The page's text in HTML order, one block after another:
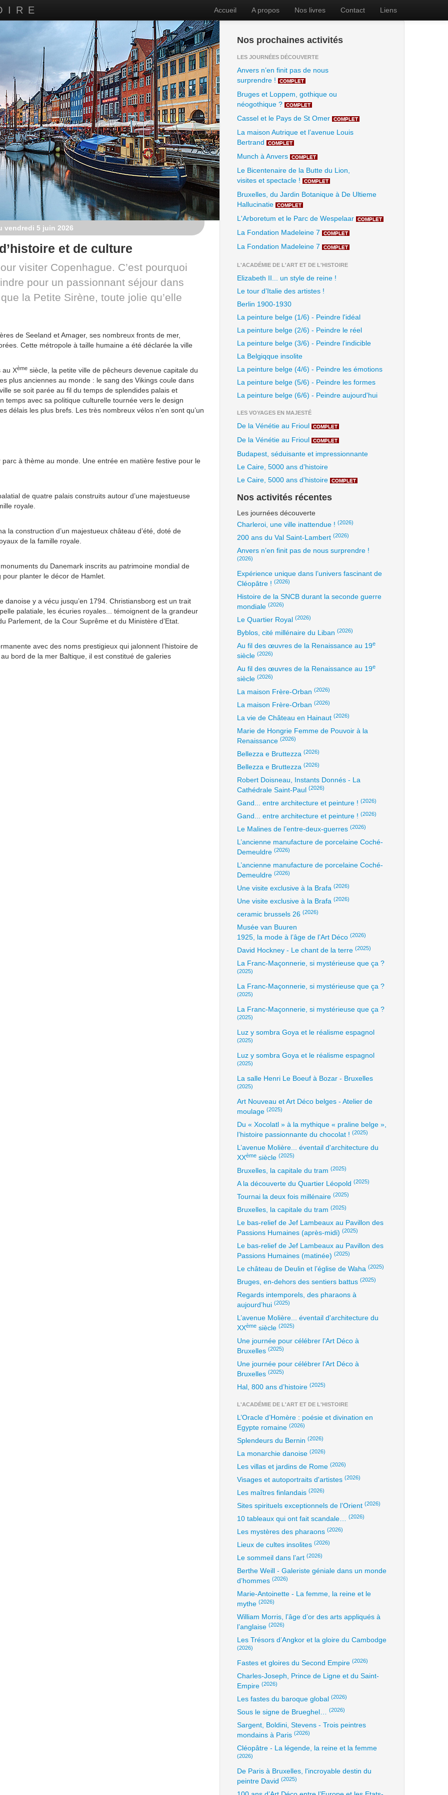
Accueil A propos Nos livres Contact Liens
vendredi 5 juin 2026
et de culture
visiter Copenhague. C’est pourquoi
pour un passionnant séjour dans
la Petite Sirène, toute jolie qu’elle
de Seeland et Amager, ses nombreux fronts de mer,
Cette métropole à taille humaine a été déclarée la ville
au Xème siècle, la petite ville de pêcheurs devenue capitale du
plus anciennes au monde : le sang des Vikings coule dans
se soit parée au fil du temps de splendides palais et
avec sa politique culturelle tournée vers le design
délais les plus brefs. Les très nombreux vélos n’en sont qu’un
à thème au monde. Une entrée en matière festive pour le
de quatre palais construits autour d’une majestueuse
royale.
la construction d’un majestueux château d’été, doté de
de la famille royale.
du Danemark inscrits au patrimoine mondial de
pour planter le décor de Hamlet.
danoise y a vécu jusqu’en 1794. Christiansborg est un trait
palatiale, les écuries royales... témoignent de la grandeur
Parlement, de la Cour Suprême et du Ministère d’Etat.
avec des noms prestigieux qui jalonnent l’histoire de
bord de la mer Baltique, il est constitué de galeries
Nos prochaines activités
LES JOURNÉES DÉCOUVERTE
Anvers n’en finit pas de nous
surprendre !
COMPLET
Bruges et Loppem, gothique ou
néogothique ?
COMPLET
Cassel et le Pays de St Omer COMPLET
La maison Autrique et l’avenue Louis
Bertrand
COMPLET
Munch à Anvers COMPLET
Le Bicentenaire de la Butte du Lion,
visites et spectacle !
COMPLET
Bruxelles, du Jardin Botanique à De Ultieme
Hallucinatie
COMPLET
L'Arboretum et le Parc de Wespelaar COMPLET
La Fondation Madeleine 7 COMPLET
La Fondation Madeleine 7 COMPLET
L'ACADÉMIE DE L'ART ET DE L'HISTOIRE
Elizabeth II... un style de reine !
Le tour d’Italie des artistes !
Berlin 1900-1930
La peinture belge (1/6) - Peindre l'idéal
La peinture belge (2/6) - Peindre le réel
La peinture belge (3/6) - Peindre l'indicible
La Belgiqque insolite
La peinture belge (4/6) - Peindre les émotions
La peinture belge (5/6) - Peindre les formes
La peinture belge (6/6) - Peindre aujourd'hui
LES VOYAGES EN MAJESTÉ
De la Vénétie au Frioul COMPLET
De la Vénétie au Frioul COMPLET
Budapest, séduisante et impressionnante
Le Caire, 5000 ans d’histoire
Le Caire, 5000 ans d'histoire
COMPLET
Nos activités récentes
Les journées découverte
Charleroi, une ville inattendue ! (2026)
200 ans du Val Saint-Lambert (2026)
Anvers n’en finit pas de nous surprendre !
(2026)
Expérience unique dans l’univers fascinant de
Cléopâtre ! (2026)
Histoire de la SNCB durant la seconde guerre
mondiale (2026)
Le Quartier Royal (2026)
Byblos, cité millénaire du Liban (2026)
Au fil des œuvres de la Renaissance au 19e
siècle (2026)
Au fil des œuvres de la Renaissance au 19e
siècle (2026)
La maison Frère-Orban (2026)
La maison Frère-Orban (2026)
La vie de Château en Hainaut (2026)
Marie de Hongrie Femme de Pouvoir à la
Renaissance (2026)
Bellezza e Bruttezza (2026)
Bellezza e Bruttezza (2026)
Robert Doisneau, Instants Donnés - La
Cathédrale Saint-Paul (2026)
Gand... entre architecture et peinture ! (2026)
Gand... entre architecture et peinture ! (2026)
Le Malines de l’entre-deux-guerres (2026)
L’ancienne manufacture de porcelaine Coché-
Demeuldre (2026)
L’ancienne manufacture de porcelaine Coché-
Demeuldre (2026)
Une visite exclusive à la Brafa (2026)
Une visite exclusive à la Brafa (2026)
ceramic brussels 26 (2026)
Musée van Buuren
1925, la mode à l’âge de l’Art Déco (2026)
David Hockney - Le chant de la terre (2025)
La Franc-Maçonnerie, si mystérieuse que ça ?
(2025)
La Franc-Maçonnerie, si mystérieuse que ça ?
(2025)
La Franc-Maçonnerie, si mystérieuse que ça ?
(2025)
Luz y sombra Goya et le réalisme espagnol
(2025)
Luz y sombra Goya et le réalisme espagnol
(2025)
La salle Henri Le Boeuf à Bozar - Bruxelles
(2025)
Art Nouveau et Art Déco belges - Atelier de
moulage (2025)
Du « Xocolatl » à la mythique « praline belge »,
l’histoire passionnante du chocolat ! (2025)
L’avenue Molière... éventail d'architecture du
XXème siècle (2025)
Bruxelles, la capitale du tram (2025)
A la découverte du Quartier Léopold (2025)
Tournai la deux fois millénaire (2025)
Bruxelles, la capitale du tram (2025)
Le bas-relief de Jef Lambeaux au Pavillon des
Passions Humaines (après-midi) (2025)
Le bas-relief de Jef Lambeaux au Pavillon des
Passions Humaines (matinée) (2025)
Le château de Deulin et l’église de Waha (2025)
Bruges, en-dehors des sentiers battus (2025)
Regards intemporels, des pharaons à
aujourd’hui (2025)
L’avenue Molière... éventail d'architecture du
XXème siècle (2025)
Une journée pour célébrer l’Art Déco à
Bruxelles (2025)
Une journée pour célébrer l’Art Déco à
Bruxelles (2025)
Hal, 800 ans d’histoire (2025)
L'ACADÉMIE DE L'ART ET DE L'HISTOIRE
L’Oracle d’Homère : poésie et divination en
Egypte romaine (2026)
Splendeurs du Bernin (2026)
La monarchie danoise (2026)
Les villas et jardins de Rome (2026)
Visages et autoportraits d'artistes (2026)
Les maîtres finlandais (2026)
Sites spirituels exceptionnels de l’Orient (2026)
10 tableaux qui ont fait scandale… (2026)
Les mystères des pharaons (2026)
Lieux de cultes insolites (2026)
Le sommeil dans l’art (2026)
Berthe Weill - Galeriste géniale dans un monde
d’hommes (2026)
Marie-Antoinette - La femme, la reine et le
mythe (2026)
William Morris, l’âge d’or des arts appliqués à
l’anglaise (2026)
Les Trésors d’Angkor et la gloire du Cambodge
(2026)
Fastes et gloires du Second Empire (2026)
Charles-Joseph, Prince de Ligne et du Saint-
Empire (2026)
Les fastes du baroque global (2026)
Sous le signe de Brueghel… (2026)
Sargent, Boldini, Stevens - Trois peintres
mondains à Paris (2026)
Cléopâtre - La légende, la reine et la femme
(2026)
De Paris à Bruxelles, l'incroyable destin du
peintre David (2025)